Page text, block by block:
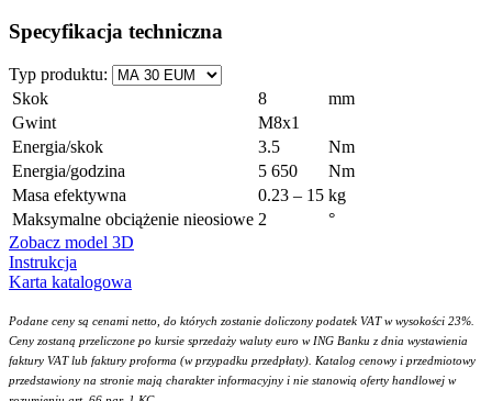
Specyfikacja techniczna
Typ produktu:
Skok
8
mm
Gwint
M8x1
Energia/skok
3.5
Nm
Energia/godzina
5 650
Nm
Masa efektywna
0.23 – 15 kg
Maksymalne obciążenie nieosiowe 2
°
Zobacz model 3D
Instrukcja
Karta katalogowa
Podane ceny są cenami netto, do których zostanie doliczony podatek VAT w wysokości 23%.
Ceny zostaną przeliczone po kursie sprzedaży waluty euro w ING Banku z dnia wystawienia
faktury VAT lub faktury proforma (w przypadku przedpłaty). Katalog cenowy i przedmiotowy
przedstawiony na stronie mają charakter informacyjny i nie stanowią oferty handlowej w